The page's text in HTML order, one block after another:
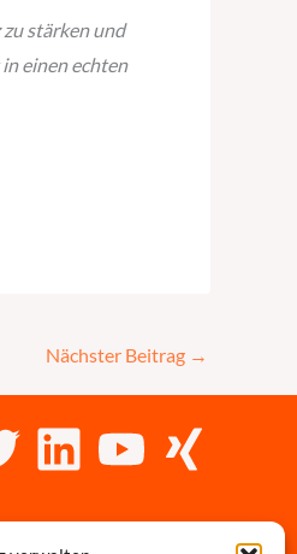
stärken und
einen echten
Nächster Beitrag →